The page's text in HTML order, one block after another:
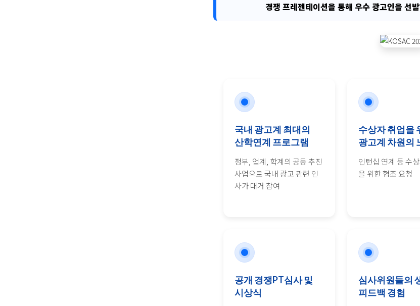
경쟁 프레젠테이션을 통해 우수 광고인을 선
국내 광고계 최대의
산학연계 프로그램
정부, 업계, 학계의 공동 추진
사업으로 국내 광고 관련 인
사가 대거 참여
수상자 취업을
광고계 차원의
인턴십 연계 등 수
을 위한 협조 요청
공개 경쟁PT심사 및
시상식
심사위원들의
피드백 경험